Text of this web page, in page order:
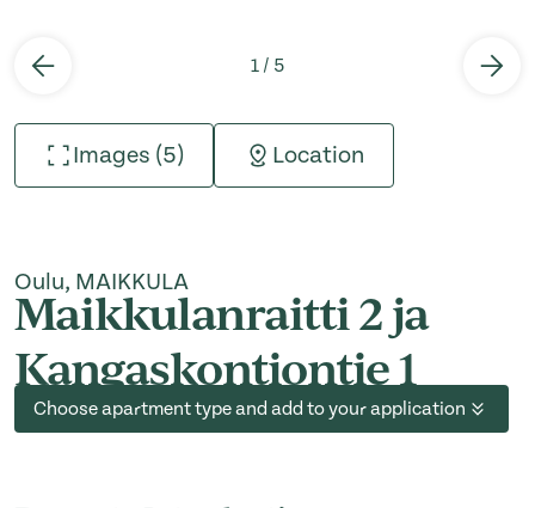
1 / 5
Images (5) Location
Oulu, MAIKKULA
Maikkulanraitti 2 ja
Kangaskontiontie 1
Choose apartment type and add to your application